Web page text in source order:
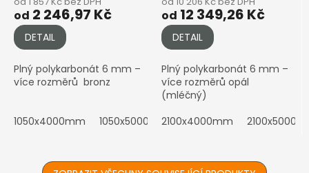
od 2 246,97 Kč
DETAIL
Plný polykarbonát 6 mm –
více rozměrů bronz
1050x4000mm 1050x5000mm 2100x3500mm
od 12 349,26 Kč
DETAIL
Plný polykarbonát 6 mm –
více rozměrů opál
(mléčný)
2100x4000mm